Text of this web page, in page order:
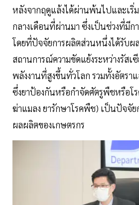
หลังจากฤดูแล้งได้ผ่านพ้นไปและเริ่
กลางเดือนที่ผ่านมา ซึ่งเป็นช่วงที่มีก
โดยที่ปัจจัยการผลิตส่วนหนึ่งได้รับผ
สถานการณ์ความขัดแย้งระหว่างรัสเ
พลังงานที่สูงขึ้นทั่วโลก รวมทั้งอัตร
ซึ่งยาป้องกันหรือกำจัดศัตรูพืชหรือโ
ฆ่าแมลง ยารักษาโรคพืช) เป็นปัจจั
ผลผลิตของเกษตรกร